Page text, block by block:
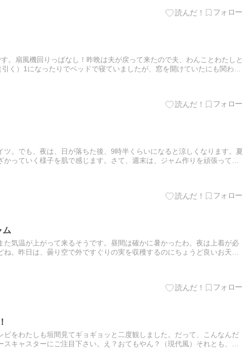
。扇風機回りっぱなし！昨晩は夫が戻って来たので夫、わんことわたしと
く）1になったりでベッドで寝ていましたが、窓を開けていたにも関わら
ツ。でも、夜は、日が落ちた後、9時半くらいになると涼しくなります。夏
っていく様子を肌で感じます。さて、週末は、ジャム作りを頑張ってお
ム
た気温が上がって来るそうです。昼間は確かに暑かったわ。夜は上着が必
。昨日は、曇り空で外ですぐりの実を収穫するのにちょうど良いお天気
ビをわたしも垣間見てギョギョッと二度観しました。だって、こんなんだ
スキャスターにご注目下さい。え？おてもやん？（現代風）それとも、バ